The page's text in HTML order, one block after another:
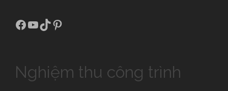
Facebook
Youtube
TikTok
Pinterest
Nghiệm thu công trình